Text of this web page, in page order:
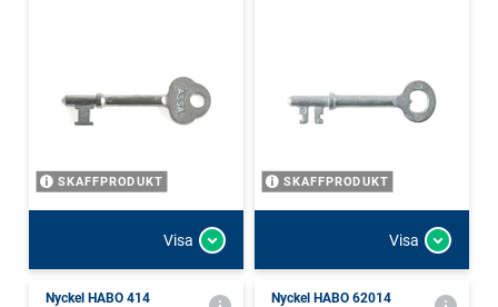
SKAFFPRODUKT
Visa
SKAFFPRODUKT
Visa
Nyckel HABO 414 Nyckel HABO 62014